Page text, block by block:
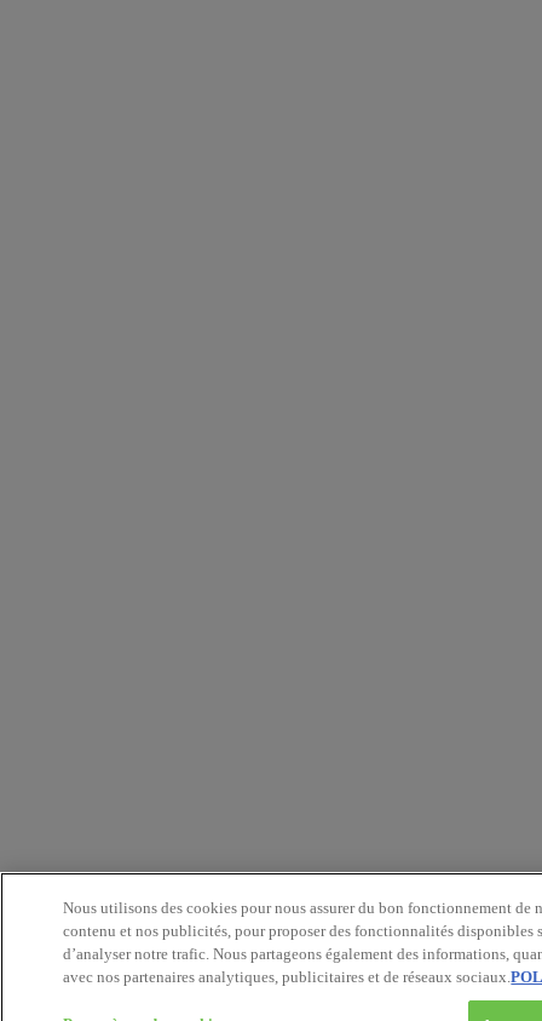
5 Valeurs pour doubler
Nous utilisons des cookies pour nous assurer du bon fonctionnement de
contenu et nos publicités, pour proposer des fonctionnalités disponibles
d’analyser notre trafic. Nous partageons également des informations,
avec nos partenaires analytiques, publicitaires et de réseaux sociaux.